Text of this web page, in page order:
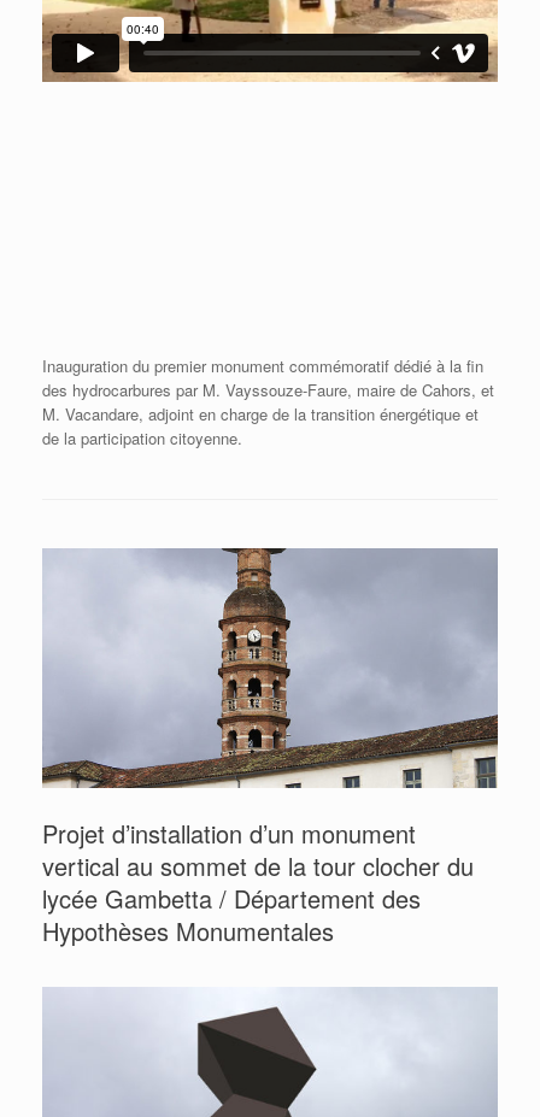
Inauguration du premier monument commémoratif dédié à la fin
des hydrocarbures par M. Vayssouze-Faure, maire de Cahors, et
M. Vacandare, adjoint en charge de la transition énergétique et
de la participation citoyenne.
Projet d’installation d’un monument
vertical au sommet de la tour clocher du
lycée Gambetta / Département des
Hypothèses Monumentales